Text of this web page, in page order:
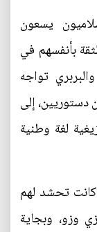
يسعون
واستعادة الثقة بأنفسهم في
تواجه
دستوريين، إلى
لغة وطنية
كانت تحشد لهم
وزو، وبجاية